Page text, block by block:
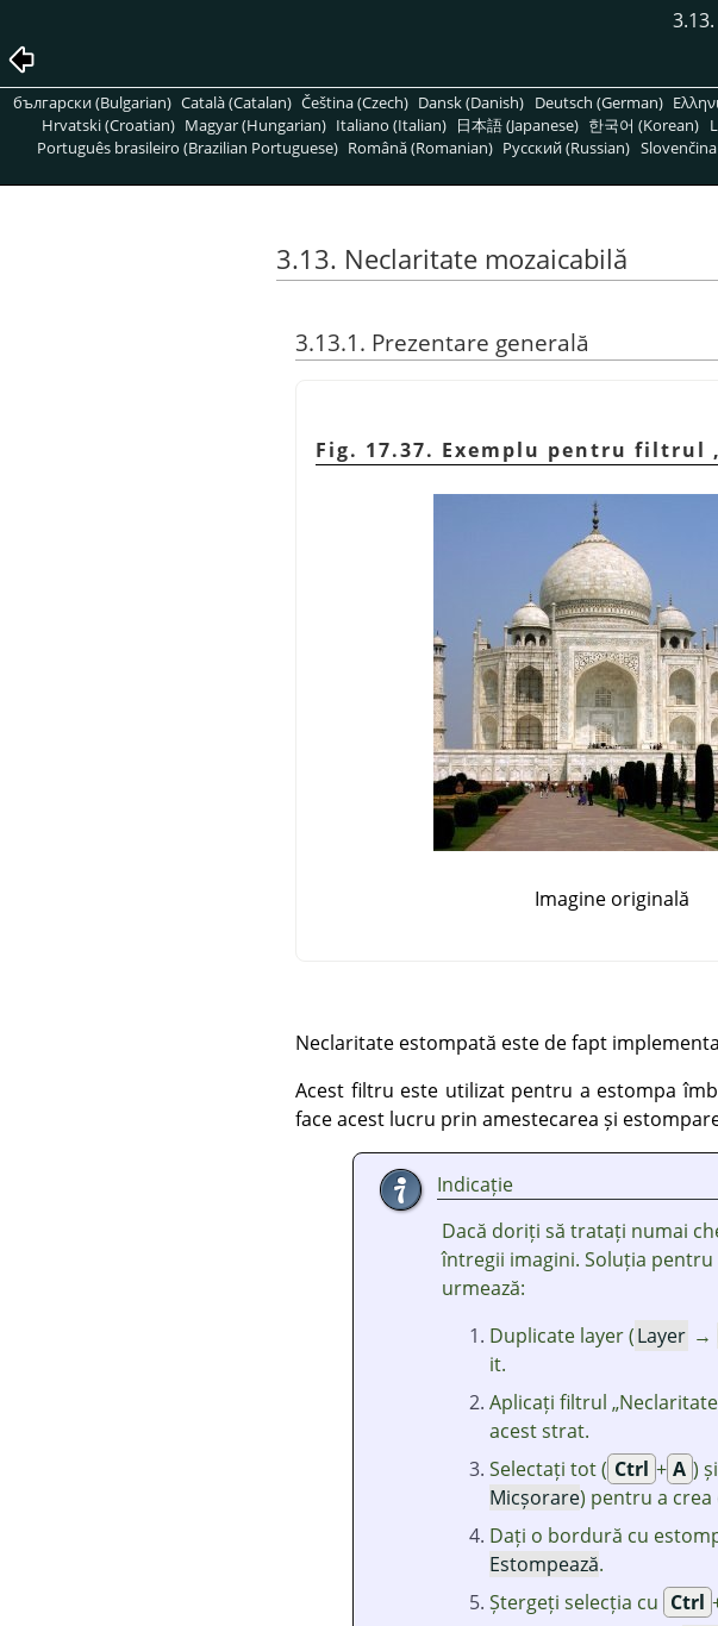
български (Bulgarian) Català (Catalan) Čeština (Czech) Dansk (Danish) Deutsch (German)
Hrvatski (Croatian) Magyar (Hungarian) Italiano (Italian) 日本語 (Japanese) 한국어 (Korean)
Português brasileiro (Brazilian Portuguese) Română (Romanian) Pусский (Russian)
3.13. Neclaritate mozaicabilă
3.13.1. Prezentare generală
Fig. 17.37. Exemplu pentru filtrul
Imagine originală
Neclaritate estompată este de fapt
Acest filtru este utilizat pentru a estompa
face acest lucru prin amestecarea și
Indicație
Dacă doriți să tratați numai
întregii imagini. Soluția
urmează:
Duplicate layer (Layer →
it.
Aplicați filtrul „
acest strat.
Selectați tot ( Ctrl + A )
Micșorare) pentru a
Dați o bordură cu
Estompează.
Ștergeți selecția cu Ctrl